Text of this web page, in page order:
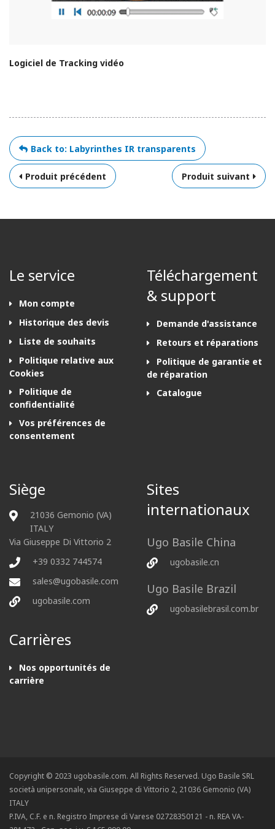
Logiciel de Tracking vidéo
Back to: Labyrinthes IR transparents
Produit suivant
Produit précédent
Le service
Mon compte
Historique des devis
Liste de souhaits
Politique relative aux
Cookies
Politique de
confidentialité
Vos préférences de
consentement
Téléchargement
& support
Demande d'assistance
Retours et réparations
Politique de garantie et
de réparation
Catalogue
Siège
21036 Gemonio (VA)
ITALY
Via Giuseppe Di Vittorio 2
+39 0332 744574
sales@ugobasile.com
ugobasile.com
Carrières
Nos opportunités de
carrière
Sites
internationaux
Ugo Basile China
ugobasile.cn
Ugo Basile Brazil
ugobasilebrasil.com.br
Copyright © 2023 ugobasile.com. All Rights Reserved. Ugo Basile SRL
società unipersonale, via Giuseppe di Vittorio 2, 21036 Gemonio (VA)
ITALY
P.IVA, C.F. e n. Registro Imprese di Varese 02728350121 - n. REA VA-